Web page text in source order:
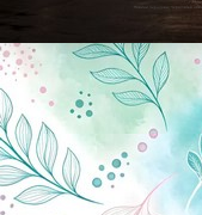
Новини Чернігова, Чернігівські